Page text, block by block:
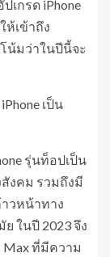
เกรด iPhone
ห้เข้าถึง
น้มว่าในปีนี้จะ
เป็น
รุ่นท็อปเป็น
งคม รวมถึงมี
วหน้าทาง
ในปี 2023 จึง
Max ที่มีความ